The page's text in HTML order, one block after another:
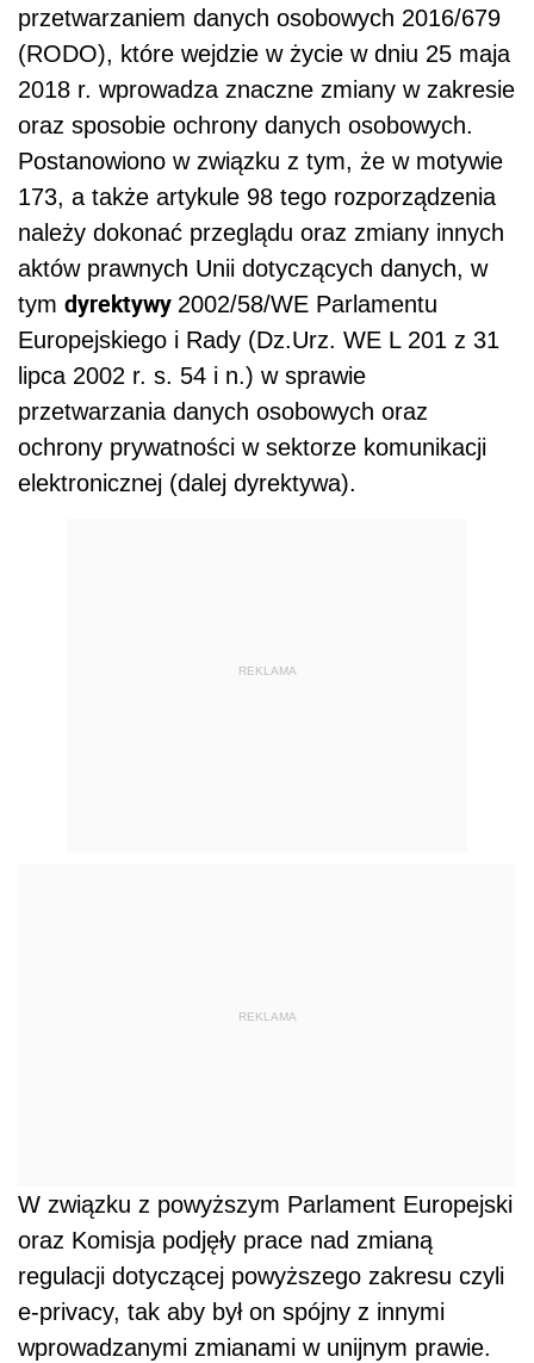
przetwarzaniem danych osobowych 2016/679
(RODO), które wejdzie w życie w dniu 25 maja
2018 r. wprowadza znaczne zmiany w zakresie
oraz sposobie ochrony danych osobowych.
Postanowiono w związku z tym, że w motywie
173, a także artykule 98 tego rozporządzenia
należy dokonać przeglądu oraz zmiany innych
aktów prawnych Unii dotyczących danych, w
tym dyrektywy 2002/58/WE Parlamentu
Europejskiego i Rady (Dz.Urz. WE L 201 z 31
lipca 2002 r. s. 54 i n.) w sprawie
przetwarzania danych osobowych oraz
ochrony prywatności w sektorze komunikacji
elektronicznej (dalej dyrektywa).
REKLAMA
REKLAMA
W związku z powyższym Parlament Europejski
oraz Komisja podjęły prace nad zmianą
regulacji dotyczącej powyższego zakresu czyli
e-privacy, tak aby był on spójny z innymi
wprowadzanymi zmianami w unijnym prawie.